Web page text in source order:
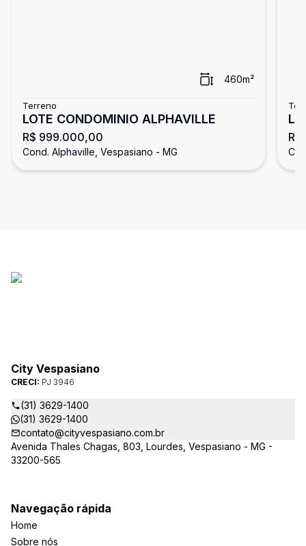
460m²
Terreno
LOTE CONDOMINIO ALPHAVILLE
R$ 999.000,00
Cond. Alphaville, Vespasiano - MG
City Vespasiano
CRECI: PJ 3946
(31) 3629-1400
(31) 3629-1400
contato@cityvespasiano.com.br
Avenida Thales Chagas, 803, Lourdes, Vespasiano - MG -
33200-565
Navegação rápida
Home
Sobre nós